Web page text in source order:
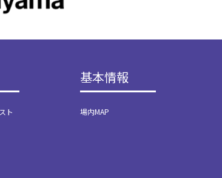
ト
基本情報
場内MAP